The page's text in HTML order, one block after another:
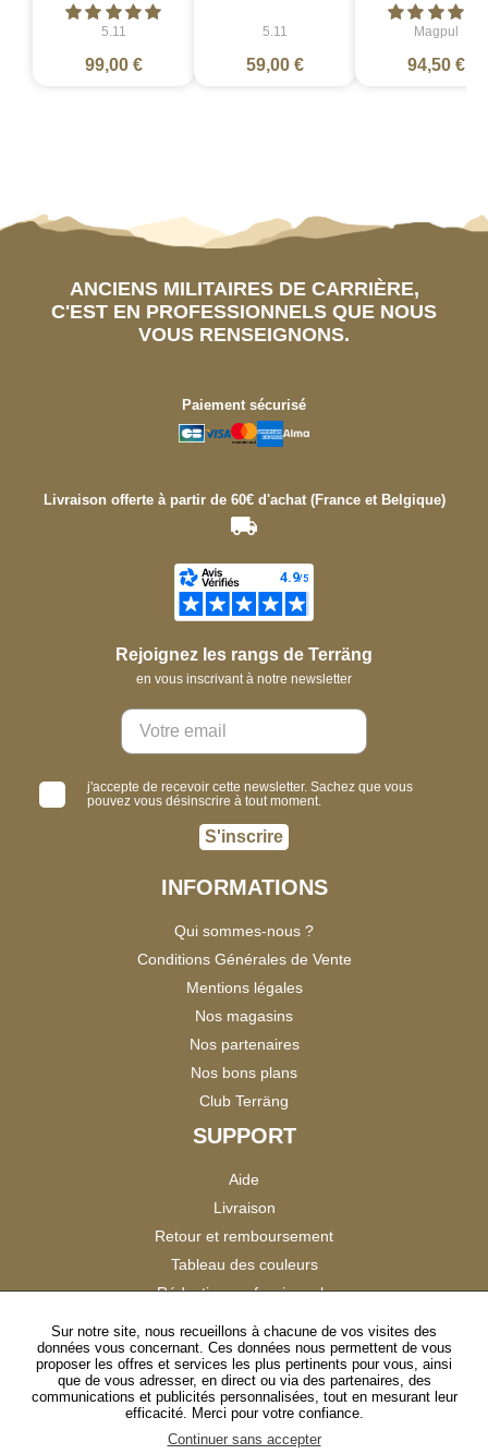
5.11
99,00 €
5.11
59,00 €
Magpul
94,50 €
ANCIENS MILITAIRES DE CARRIÈRE,
C'EST EN PROFESSIONNELS QUE NOUS
VOUS RENSEIGNONS.
Paiement sécurisé
Livraison offerte à partir de 60€ d'achat (France et Belgique)
Rejoignez les rangs de Terräng
en vous inscrivant à notre newsletter
j'accepte de recevoir cette newsletter. Sachez que vous
pouvez vous désinscrire à tout moment.
S'inscrire
INFORMATIONS
Qui sommes-nous ?
Conditions Générales de Vente
Mentions légales
Nos magasins
Nos partenaires
Nos bons plans
Club Terräng
SUPPORT
Aide
Livraison
Retour et remboursement
Tableau des couleurs
Réduction professionnels
Satisfaction Clients
SUIVEZ-NOUS
Sur notre site, nous recueillons à chacune de vos visites des
données vous concernant. Ces données nous permettent de vous
proposer les offres et services les plus pertinents pour vous, ainsi
que de vous adresser, en direct ou via des partenaires, des
communications et publicités personnalisées, tout en mesurant leur
efficacité. Merci pour votre confiance.
Continuer sans accepter